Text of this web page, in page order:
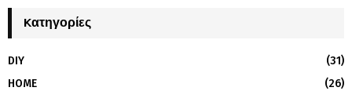
Kατηγορίες
DIY
(31)
HOME
(26)